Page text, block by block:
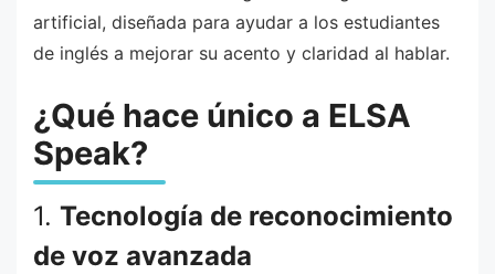
artificial, diseñada para ayudar a los estudiantes
de inglés a mejorar su acento y claridad al hablar.
¿Qué hace único a ELSA
Speak?
1. Tecnología de reconocimiento
de voz avanzada